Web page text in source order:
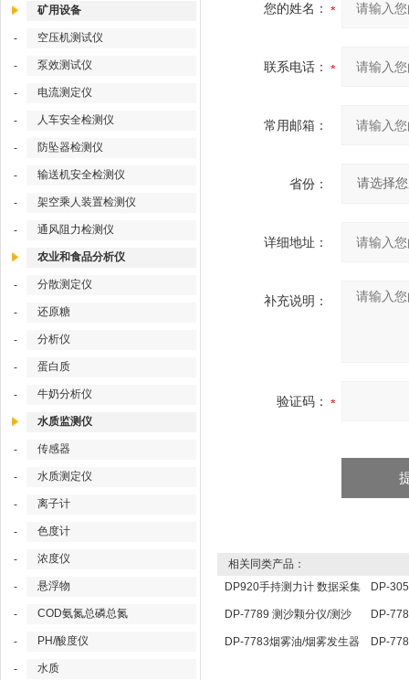
矿用设备
- 空压机测试仪
- 泵效测试仪
- 电流测定仪
- 人车安全检测仪
- 防坠器检测仪
- 输送机安全检测仪
- 架空乘人装置检测仪
- 通风阻力检测仪
农业和食品分析仪
- 分散测定仪
- 还原糖
- 分析仪
- 蛋白质
- 牛奶分析仪
水质监测仪
- 传感器
- 水质测定仪
- 离子计
- 色度计
- 浓度仪
- 悬浮物
- COD氨氮总磷总氮
- PH/酸度仪
- 水质
您的姓名：
联系电话：
常用邮箱：
省份：
详细地址：
补充说明：
验证码：
相关同类产品：
DP920手持测力计 数据采集
分析仪 压力传感器仪表
DP-
定仪
DP-7789 测沙颗分仪/测沙
颗分仪/ 测沙颗检测仪
DP-
点温度
DP-7783烟雾油/烟雾发生器
DP-